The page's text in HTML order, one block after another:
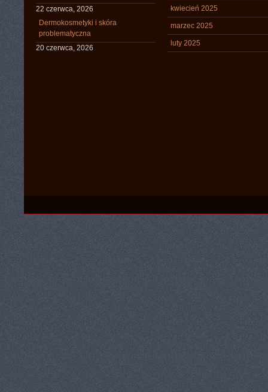
22 czerwca, 2026
Dermokosmetyki i skóra
problematyczna
20 czerwca, 2026
kwiecień 2025
marzec 2025
luty 2025